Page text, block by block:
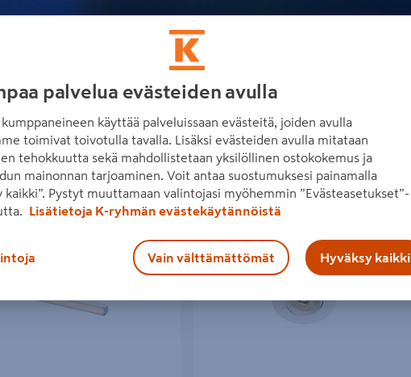
898 tuotetta
Hide-a-Lite Flexline
Alasvalo Hide-a-lite Comfort G4 Quick ISO
palvelua evästeiden avulla
käyttää palveluissaan evästeitä, joiden avulla
toimivat toivotulla tavalla. Lisäksi evästeiden avulla mitataan
tehokkuutta sekä mahdollistetaan yksilöllinen ostokokemus ja
mainonnan tarjoaminen. Voit antaa suostumuksesi painamalla
kaikki”. Pystyt muuttamaan valintojasi myöhemmin ”Evästeasetukset”-
Lisätietoja K-ryhmän evästekäytännöistä
Vain välttämättömät Hyväksy kaikki